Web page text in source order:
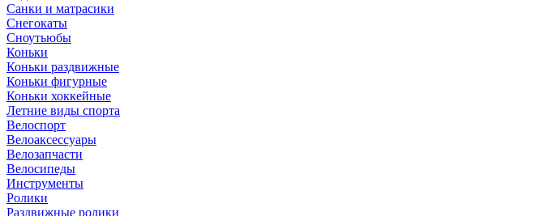
Санки и матрасики
Снегокаты
Сноутьюбы
Коньки
Коньки раздвижные
Коньки фигурные
Коньки хоккейные
Летние виды спорта
Велоспорт
Велоаксессуары
Велозапчасти
Велосипеды
Инструменты
Ролики
Раздвижные ролики